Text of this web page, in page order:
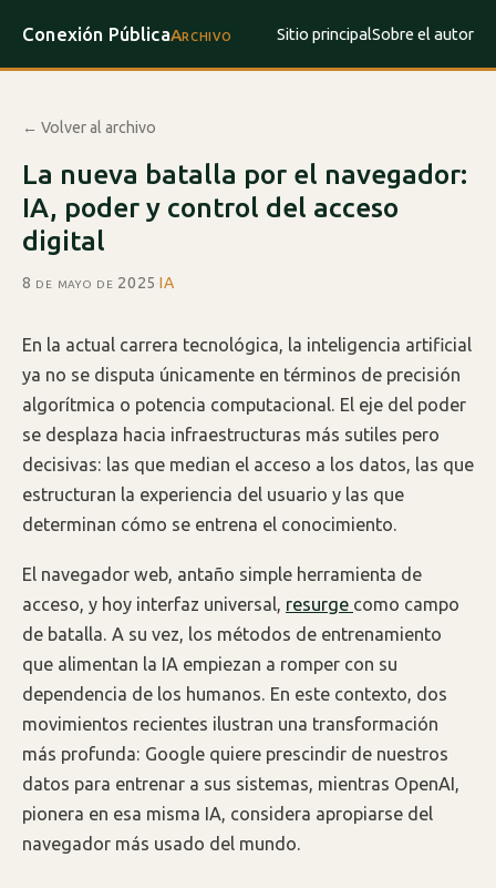
Conexión PúblicaArchivo Sitio principalSobre el autor
← Volver al archivo
La nueva batalla por el navegador:
IA, poder y control del acceso
digital
8 de mayo de 2025·IA
En la actual carrera tecnológica, la inteligencia artificial
ya no se disputa únicamente en términos de precisión
algorítmica o potencia computacional. El eje del poder
se desplaza hacia infraestructuras más sutiles pero
decisivas: las que median el acceso a los datos, las que
estructuran la experiencia del usuario y las que
determinan cómo se entrena el conocimiento.
El navegador web, antaño simple herramienta de
acceso, y hoy interfaz universal, resurge como campo
de batalla. A su vez, los métodos de entrenamiento
que alimentan la IA empiezan a romper con su
dependencia de los humanos. En este contexto, dos
movimientos recientes ilustran una transformación
más profunda: Google quiere prescindir de nuestros
datos para entrenar a sus sistemas, mientras OpenAI,
pionera en esa misma IA, considera apropiarse del
navegador más usado del mundo.